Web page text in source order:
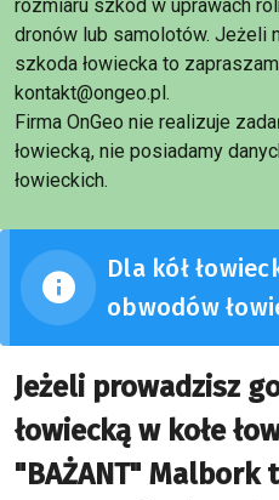
rozmiaru szkód w uprawach
dronów lub samolotów. Jeżeli
szkoda łowiecka to
kontakt@ongeo.pl.
Firma OnGeo nie realizuje
łowiecką, nie posiadamy
łowieckich.
Dla kół
obwodów
Jeżeli prowadzisz
łowiecką w kołe
"BAŻANT" Malbork